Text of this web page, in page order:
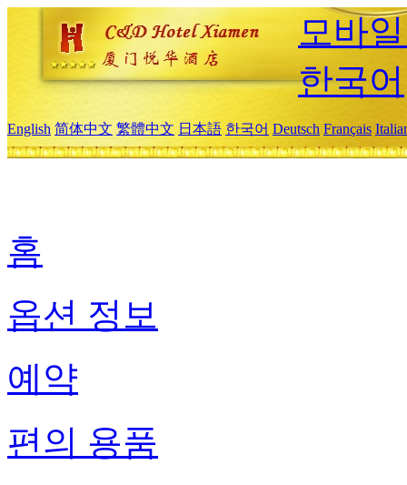
모바
한국어
English 简体中文 繁體中文 日本語 한국어 Deutsch Français
홈
옵션 정보
예약
편의 용품